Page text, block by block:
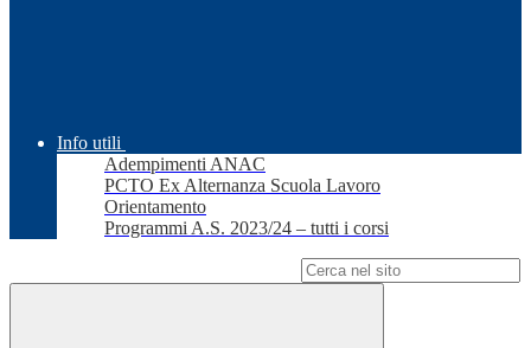
Info utili
Adempimenti ANAC
PCTO Ex Alternanza Scuola Lavoro
Orientamento
Programmi A.S. 2023/24 – tutti i corsi